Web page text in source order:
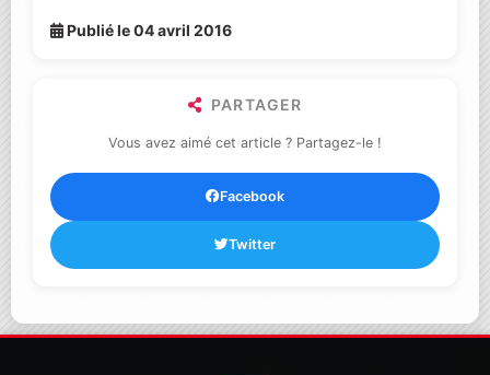
Publié le 04 avril 2016
PARTAGER
Vous avez aimé cet article ? Partagez-le !
Facebook
Twitter